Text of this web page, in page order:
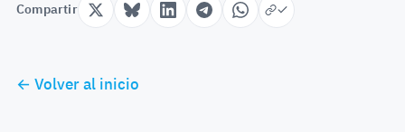
Compartir
← Volver al inicio